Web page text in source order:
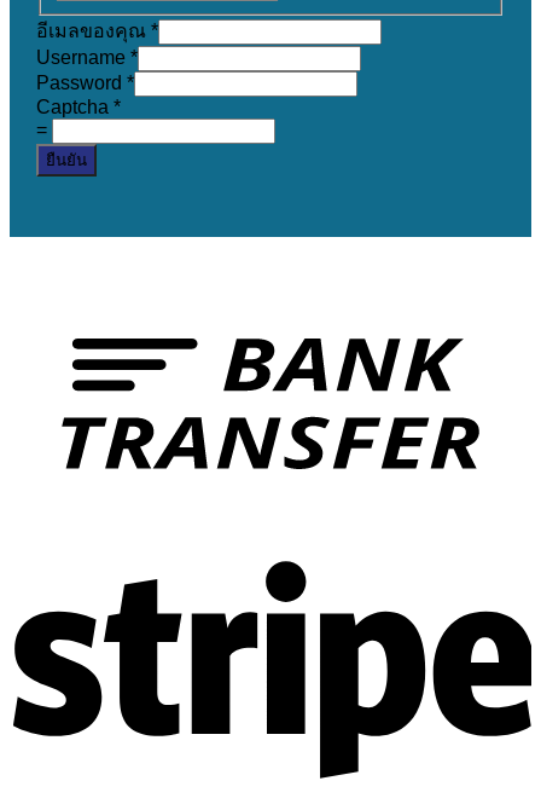
อีเมลของคุณ *
Username *
Password *
Captcha *
=
ยืนยัน